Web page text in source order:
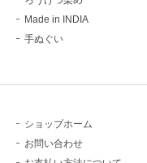
Made in INDIA
手ぬぐい
ショップホーム
お問い合わせ